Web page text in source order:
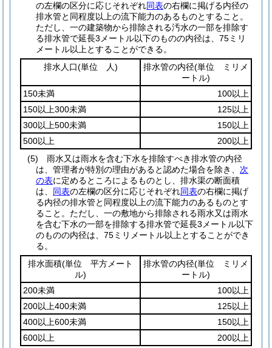
の左欄の区分に応じそれぞれ同表の右欄に掲げる内径の
排水管と同程度以上の流下能力のあるものとすること。
ただし、一の建築物から排除される汚水の一部を排除す
る排水管で延長3メートル以下のものの内径は、75ミリ
メートル以上とすることができる。
排水人口(単位 人) 排水管の内径(単位 ミリメ
ートル)
150未満
100以上
150以上300未満
125以上
300以上500未満
150以上
500以上
200以上
(5)
雨水又は雨水を含む下水を排除すべき排水管の内径
は、管理者が特別の理由があると認めた場合を除き、 次
の表に定めるところによるものとし、排水渠の断面積
は、 同表の左欄の区分に応じそれぞれ同表の右欄に掲げ
る内径の排水管と同程度以上の流下能力のあるものとす
ること。 ただし、一の敷地から排除される雨水又は雨水
を含む下水の一部を排除する排水管で延長3メートル以下
のものの内径は、75ミリメートル以上とすることができ
る。
排水面積(単位 平方メート
ル)
排水管の内径(単位 ミリメ
ートル)
200未満
100以上
200以上400未満
125以上
400以上600未満
150以上
600以上
200以上